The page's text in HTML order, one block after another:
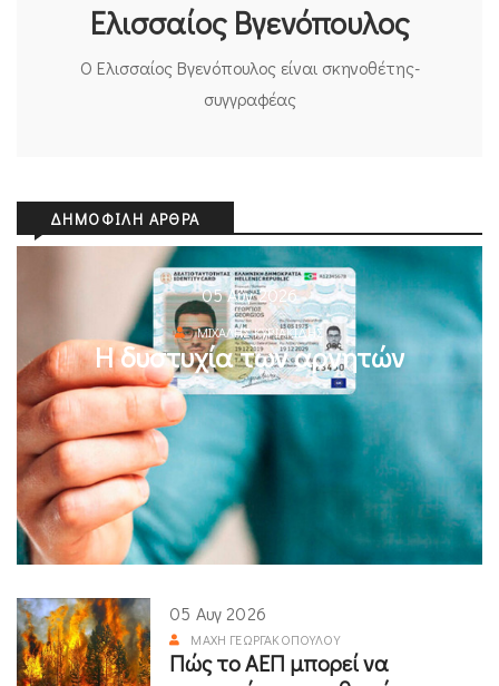
Ελισσαίος Βγενόπουλος
Ο Ελισσαίος Βγενόπουλος είναι σκηνοθέτης-
συγγραφέας
ΔΗΜΟΦΙΛΉ ΆΡΘΡΑ
05 Αυγ 2026
ΜΙΧΆΛΗΣ ΚΥΡΙΑΚΊΔΗΣ
Η δυστυχία των αρνητών
05 Αυγ 2026
ΜΆΧΗ ΓΕΩΡΓΑΚΟΠΟΎΛΟΥ
Πώς το ΑΕΠ μπορεί να